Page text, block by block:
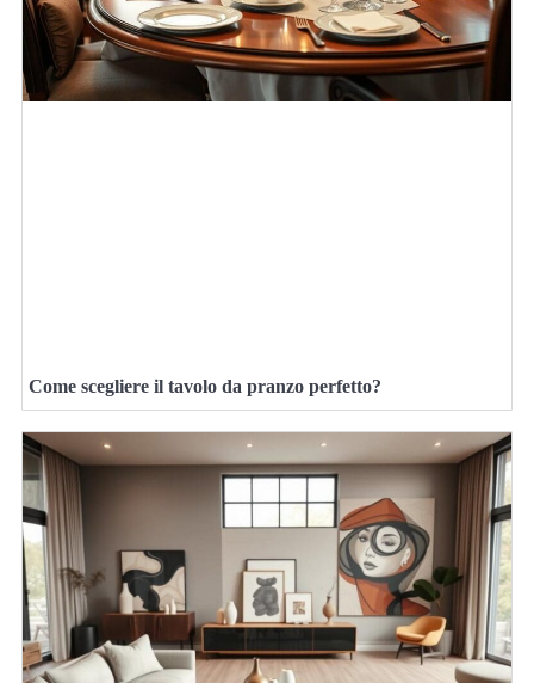
Come scegliere il tavolo da pranzo perfetto?